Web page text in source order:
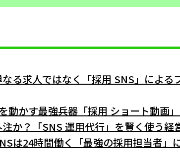
る求人ではなく「採用 SNS」による
動かす最強兵器「採用 ショート動画
か？「SNS 運用代行」を賢く使う経
は24時間働く「最強の採用担当者」